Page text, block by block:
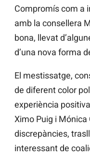
Compromís com a
amb la consellera
bona, llevat
d’una nova forma
El mestissatge,
de diferent color
experiència
Ximo Puig i
discrepàncies,
interessant de